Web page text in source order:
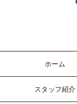
ホーム
スタッフ紹介